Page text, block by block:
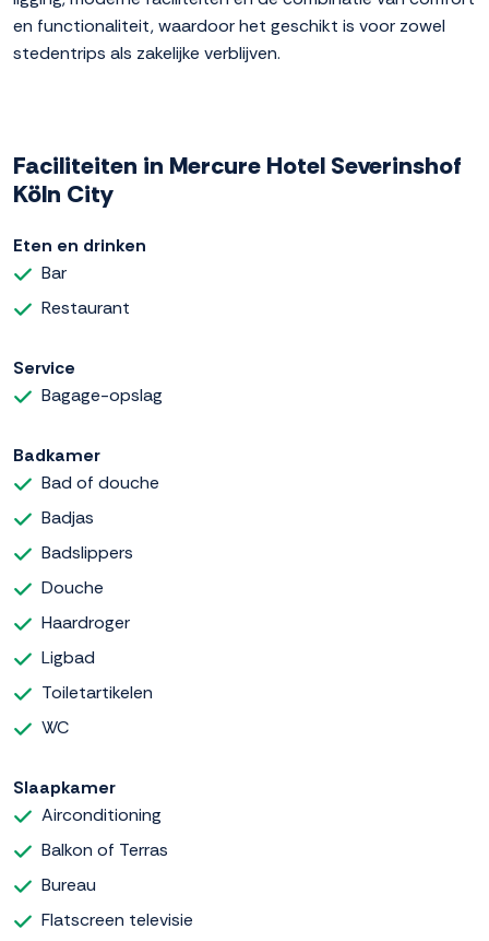
en functionaliteit, waardoor het geschikt is voor zowel
stedentrips als zakelijke verblijven.
Faciliteiten in Mercure Hotel Severinshof
Köln City
Eten en drinken
Bar
Restaurant
Service
Bagage-opslag
Badkamer
Bad of douche
Badjas
Badslippers
Douche
Haardroger
Ligbad
Toiletartikelen
WC
Slaapkamer
Airconditioning
Balkon of Terras
Bureau
Flatscreen televisie